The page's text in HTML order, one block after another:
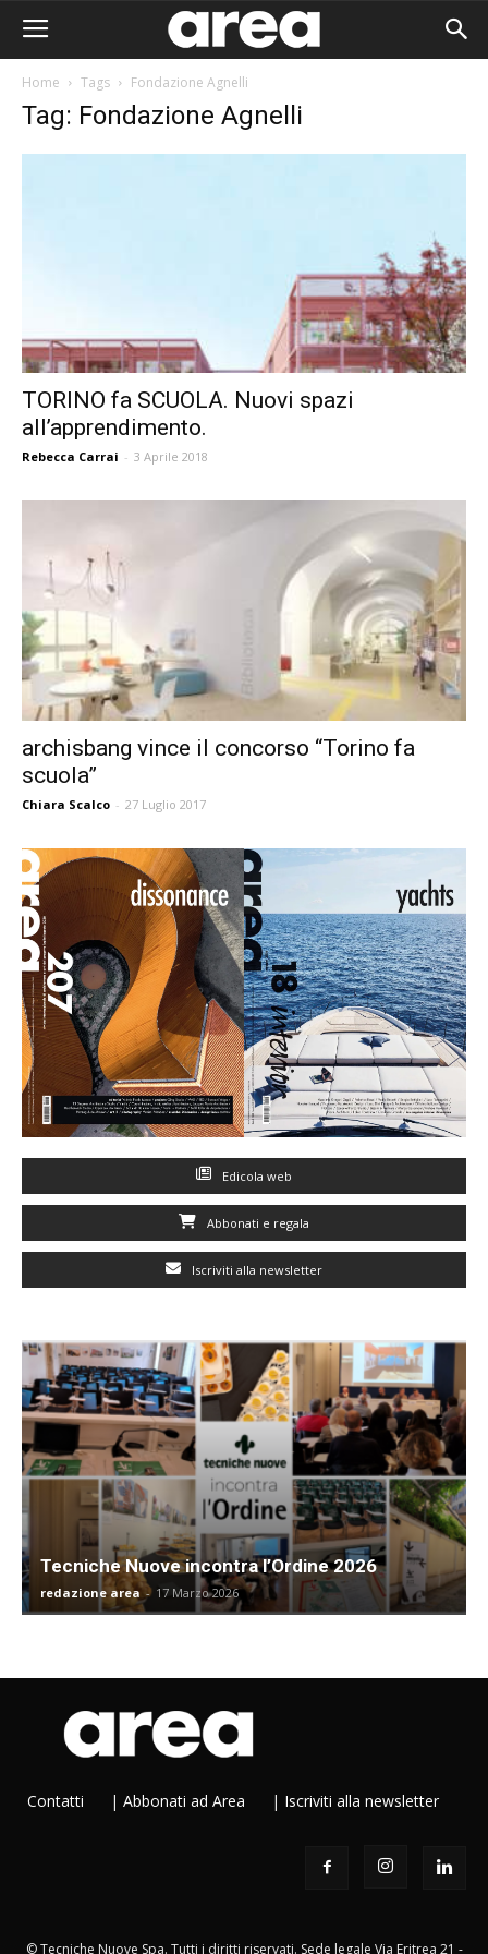
Home Tags Fondazione Agnelli
Tag: Fondazione Agnelli
TORINO fa SCUOLA. Nuovi spazi
all’apprendimento.
Rebecca Carrai - 3 Aprile 2018
archisbang vince il concorso “Torino fa
scuola”
Chiara Scalco - 27 Luglio 2017
Edicola web
Abbonati e regala
Iscriviti alla newsletter
Tecniche Nuove incontra l’Ordine 2026
redazione area - 17 Marzo 2026
Contatti | Abbonati ad Area | Iscriviti alla newsletter
© Tecniche Nuove Spa. Tutti i diritti riservati. Sede legale Via Eritrea 21 -